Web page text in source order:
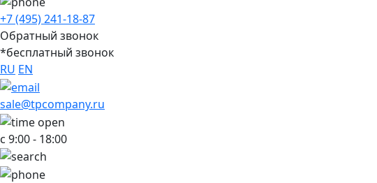
+7 (495) 241-18-87
Обратный звонок
*бесплатный звонок
RU EN
sale@tpcompany.ru
с 9:00 - 18:00